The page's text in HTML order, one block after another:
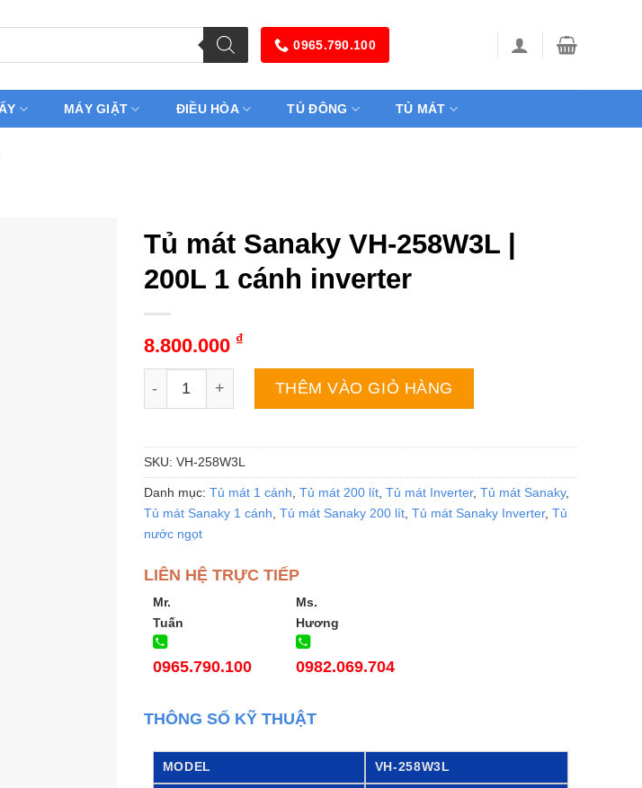
0965.790.100
MÁY GIẶT ĐIỀU HÒA TỦ ĐÔNG TỦ MÁT
Tủ mát Sanaky VH-258W3L |
200L 1 cánh inverter
8.800.000 ₫
Tủ mát Sanaky VH-258W3L | 200L 1 cánh inverter số lượng
THÊM VÀO GIỎ HÀNG
SKU: VH-258W3L
Danh mục: Tủ mát 1 cánh Tủ mát 200 lít, Tủ mát Inverter, Tủ mát Sanaky,
Tủ mát Sanaky 1 cánh Tủ mát Sanaky 200 lít, Tủ mát Sanaky Inverter, Tủ
nước ngọt
LIÊN HỆ TRỰC TIẾP
Mr.
Tuấn
0965.790.100
Ms.
Hương
0982.069.704
THÔNG SỐ KỸ THUẬT
MODEL VH-258W3L